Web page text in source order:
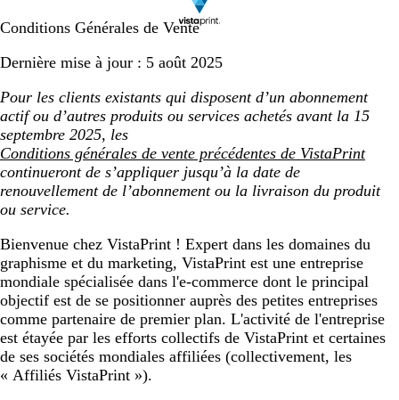
Conditions Générales de Vente
Dernière mise à jour : 5 août 2025
Pour les clients existants qui disposent d’un abonnement
actif ou d’autres produits ou services achetés avant la 15
septembre 2025, les
Conditions générales de vente précédentes de VistaPrint
continueront de s’appliquer jusqu’à la date de
renouvellement de l’abonnement ou la livraison du produit
ou service.
Bienvenue chez VistaPrint ! Expert dans les domaines du
graphisme et du marketing, VistaPrint est une entreprise
mondiale spécialisée dans l'e-commerce dont le principal
objectif est de se positionner auprès des petites entreprises
comme partenaire de premier plan. L'activité de l'entreprise
est étayée par les efforts collectifs de VistaPrint et certaines
de ses sociétés mondiales affiliées (collectivement, les
« Affiliés VistaPrint »).